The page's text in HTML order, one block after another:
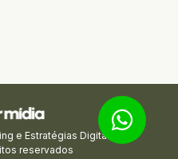
e Estratégias Digitais
reservados